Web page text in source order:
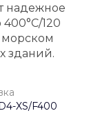
надежное
120
зданий.
XS/F400